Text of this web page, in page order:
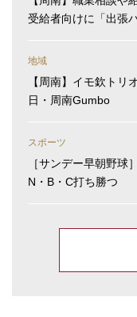
受給者向けに「出張
地域
【周南】イモ欽ト
日・周南Gumbo
スポーツ
［サンデー早朝野
N・B・C打ち勝つ